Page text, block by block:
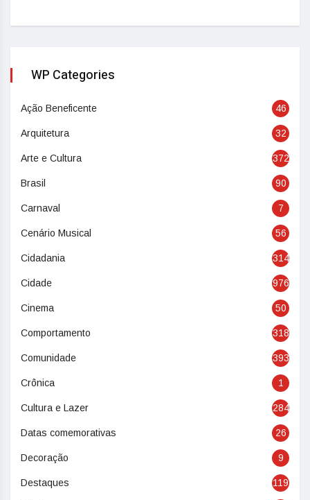
WP Categories
Ação Beneficente 46
Arquitetura 32
Arte e Cultura 372
Brasil 90
Carnaval 7
Cenário Musical 56
Cidadania 314
Cidade 976
Cinema 50
Comportamento 318
Comunidade 393
Crônica 1
Cultura e Lazer 284
Datas comemorativas 26
Decoração 9
Destaques 119